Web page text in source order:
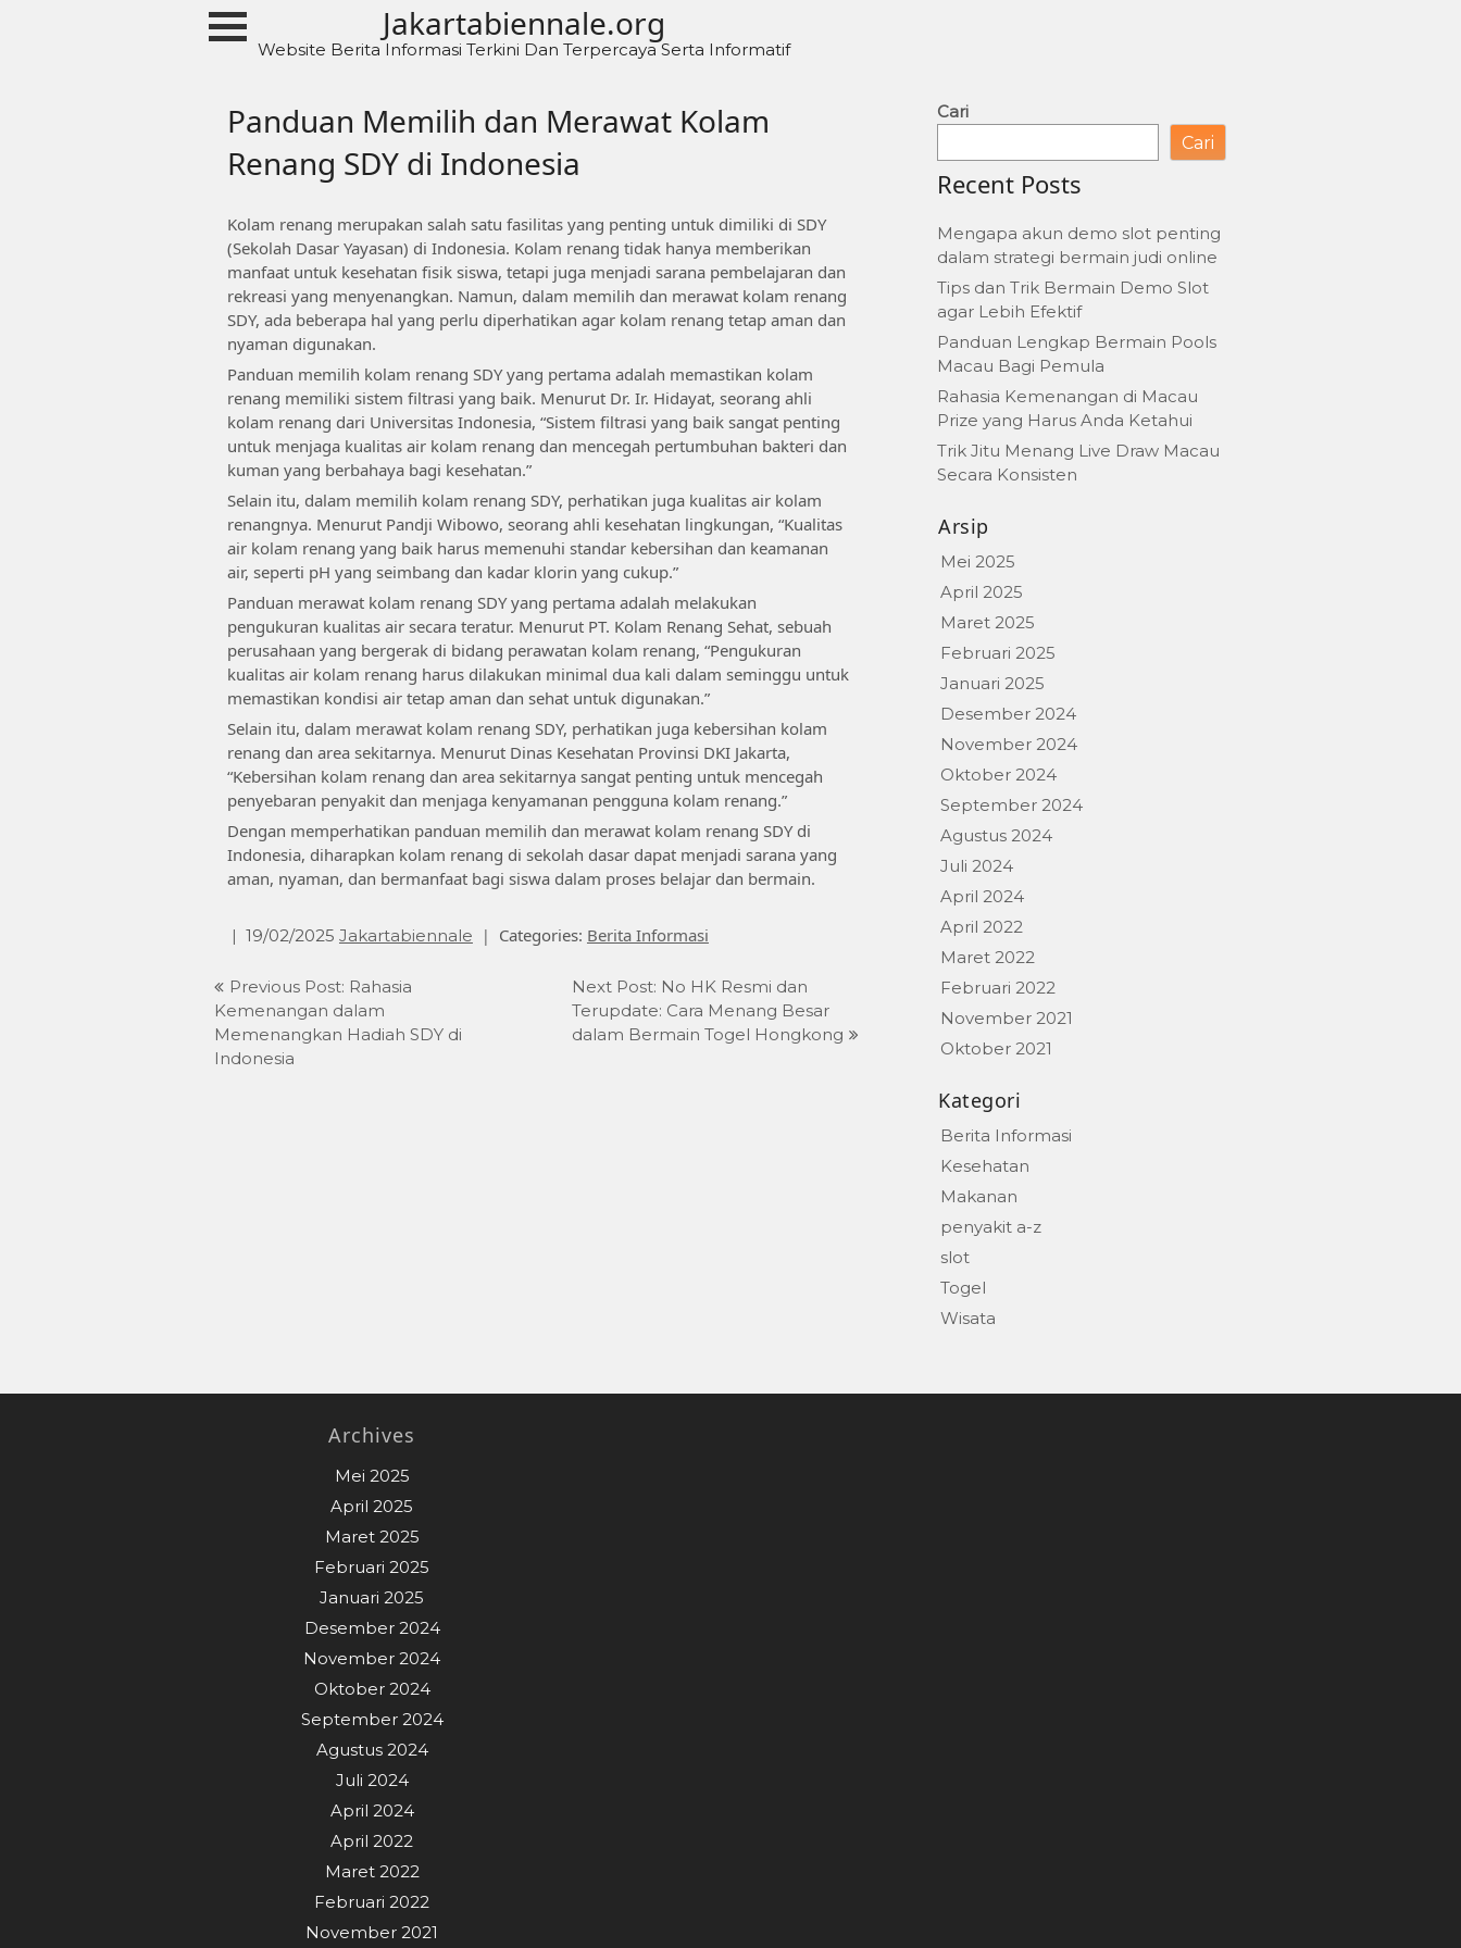
Jakartabiennale.org
Website Berita Informasi Terkini Dan Terpercaya Serta Informatif
Panduan Memilih dan Merawat Kolam
Renang SDY di Indonesia
Kolam renang merupakan salah satu fasilitas yang penting untuk dimiliki di SDY
(Sekolah Dasar Yayasan) di Indonesia. Kolam renang tidak hanya memberikan
manfaat untuk kesehatan fisik siswa, tetapi juga menjadi sarana pembelajaran dan
rekreasi yang menyenangkan. Namun, dalam memilih dan merawat kolam renang
SDY, ada beberapa hal yang perlu diperhatikan agar kolam renang tetap aman dan
nyaman digunakan.
Panduan memilih kolam renang SDY yang pertama adalah memastikan kolam
renang memiliki sistem filtrasi yang baik. Menurut Dr. Ir. Hidayat, seorang ahli
kolam renang dari Universitas Indonesia, “Sistem filtrasi yang baik sangat penting
untuk menjaga kualitas air kolam renang dan mencegah pertumbuhan bakteri dan
kuman yang berbahaya bagi kesehatan.”
Selain itu, dalam memilih kolam renang SDY, perhatikan juga kualitas air kolam
renangnya. Menurut Pandji Wibowo, seorang ahli kesehatan lingkungan, “Kualitas
air kolam renang yang baik harus memenuhi standar kebersihan dan keamanan
air, seperti pH yang seimbang dan kadar klorin yang cukup.”
Panduan merawat kolam renang SDY yang pertama adalah melakukan
pengukuran kualitas air secara teratur. Menurut PT. Kolam Renang Sehat, sebuah
perusahaan yang bergerak di bidang perawatan kolam renang, “Pengukuran
kualitas air kolam renang harus dilakukan minimal dua kali dalam seminggu untuk
memastikan kondisi air tetap aman dan sehat untuk digunakan.”
Selain itu, dalam merawat kolam renang SDY, perhatikan juga kebersihan kolam
renang dan area sekitarnya. Menurut Dinas Kesehatan Provinsi DKI Jakarta,
“Kebersihan kolam renang dan area sekitarnya sangat penting untuk mencegah
penyebaran penyakit dan menjaga kenyamanan pengguna kolam renang.”
Dengan memperhatikan panduan memilih dan merawat kolam renang SDY di
Indonesia, diharapkan kolam renang di sekolah dasar dapat menjadi sarana yang
aman, nyaman, dan bermanfaat bagi siswa dalam proses belajar dan bermain.
19/02/2025 Jakartabiennale Categories: Berita Informasi
Navigasi
pos
Previous Post: Rahasia
Kemenangan dalam
Memenangkan Hadiah SDY di
Indonesia
Next Post: No HK Resmi dan
Terupdate: Cara Menang Besar
dalam Bermain Togel Hongkong
Cari
Cari
Recent Posts
Mengapa akun demo slot penting
dalam strategi bermain judi online
Tips dan Trik Bermain Demo Slot
agar Lebih Efektif
Panduan Lengkap Bermain Pools
Macau Bagi Pemula
Rahasia Kemenangan di Macau
Prize yang Harus Anda Ketahui
Trik Jitu Menang Live Draw Macau
Secara Konsisten
Arsip
Mei 2025
April 2025
Maret 2025
Februari 2025
Januari 2025
Desember 2024
November 2024
Oktober 2024
September 2024
Agustus 2024
Juli 2024
April 2024
April 2022
Maret 2022
Februari 2022
November 2021
Oktober 2021
Kategori
Berita Informasi
Kesehatan
Makanan
penyakit a-z
slot
Togel
Wisata
Archives
Mei 2025
April 2025
Maret 2025
Februari 2025
Januari 2025
Desember 2024
November 2024
Oktober 2024
September 2024
Agustus 2024
Juli 2024
April 2024
April 2022
Maret 2022
Februari 2022
November 2021